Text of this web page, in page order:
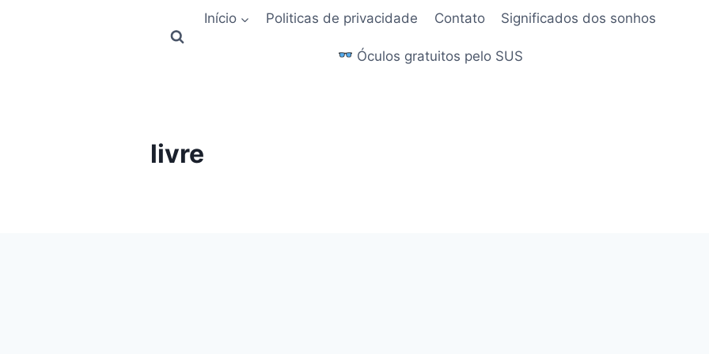
Início Politicas de privacidade Contato Significados dos sonhos
Óculos gratuitos pelo SUS
livre